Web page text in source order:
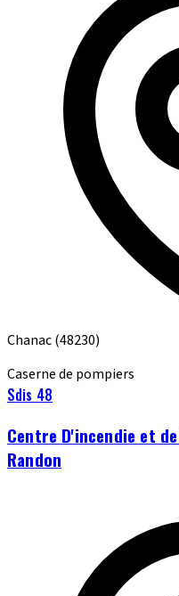
Chanac(48230)
Caserne de pompiers
Sdis 48
Centre D'incendie et
Randon